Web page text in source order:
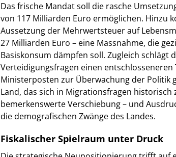
Das frische Mandat soll die rasche
von 117 Milliarden Euro ermöglichen. Hinzu
Aussetzung der Mehrwertsteuer auf
27 Milliarden Euro – eine Massnahme, die
Basiskonsum dämpfen soll. Zugleich schlägt
Verteidigungsfragen einen
Ministerposten zur Überwachung der Politik
Land, das sich in Migrationsfragen
bemerkenswerte Verschiebung – und
die demografischen Zwänge des Landes.
Fiskalischer Spielraum unter Druck